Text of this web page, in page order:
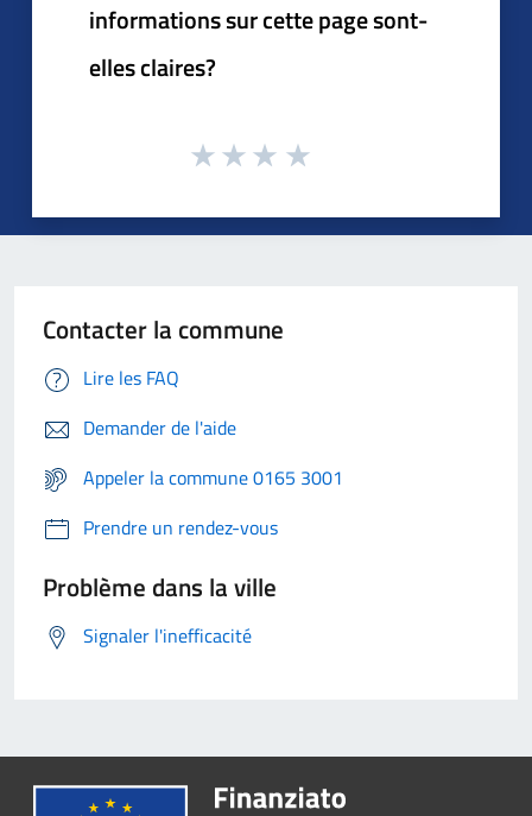
informations sur cette page sont-
elles claires?
Contacter la commune
Lire les FAQ
Demander de l'aide
Appeler la commune 0165 3001
Prendre un rendez-vous
Problème dans la ville
Signaler l'inefficacité